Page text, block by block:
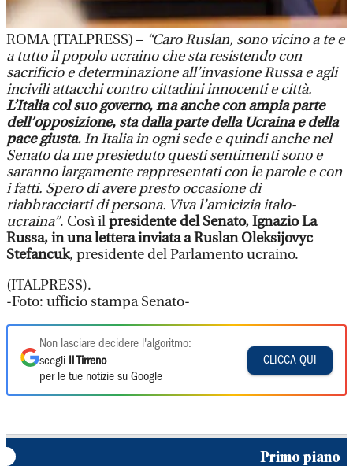
ROMA (ITALPRESS) – “Caro Ruslan, sono vicino a te e
a tutto il popolo ucraino che sta resistendo con
sacrificio e determinazione all’invasione Russa e agli
incivili attacchi contro cittadini innocenti e città.
L’Italia col suo governo, ma anche con ampia parte
dell’opposizione, sta dalla parte della Ucraina e della
pace giusta.In Italia in ogni sede e quindi anche nel
Senato da me presieduto questi sentimenti sono e
saranno largamente rappresentati con le parole e con
i fatti. Spero di avere presto occasione di
riabbracciarti di persona. Viva l’amicizia italo-
ucraina”. Così ilpresidente del Senato, Ignazio La
Russa, in una lettera inviata a Ruslan Oleksijovyc
Stefancuk, presidente del Parlamento ucraino.
(ITALPRESS).
-Foto: ufficio stampa Senato-
Non lasciare decidere l'algoritmo:
scegli
Il Tirreno
per le tue notizie su Google
CLICCA QUI
Primo piano